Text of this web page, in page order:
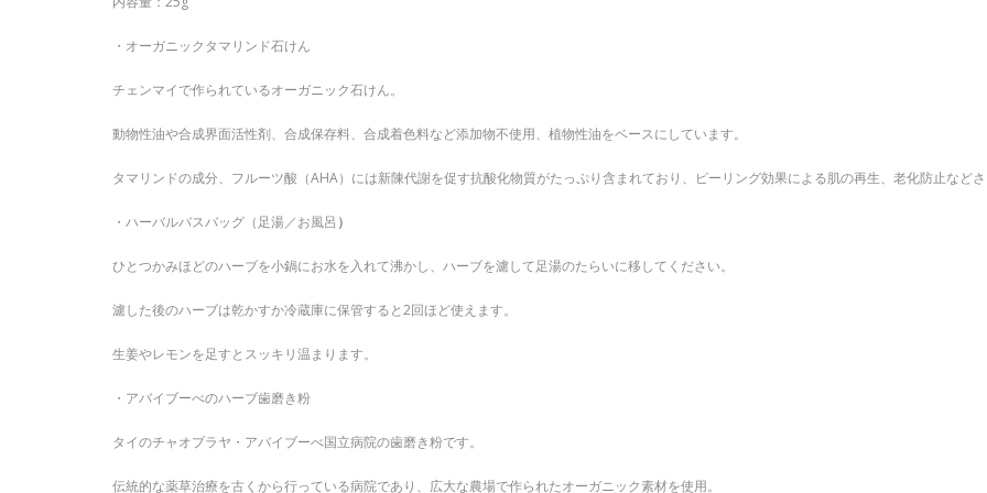
・オーガニックタマリンド石けん
チェンマイで作られているオーガニック石けん。
動物性油や合成界面活性剤、合成保存料、合成着色料など添加物不使用、植物性油をベースにしています。
タマリンドの成分、フルーツ酸（AHA）には新陳代謝を促す抗酸化物質がたっぷり含まれており、ピーリング効果による肌の再生、老化防止などさ
・ハーバルバスバッグ（足湯／お風呂 ）
ひとつかみほどのハーブを小鍋にお水を入れて沸かし、ハーブを濾して足湯のたらいに移してください。
濾した後のハーブは乾かすか冷蔵庫に保管すると2回ほど使えます。
生姜やレモンを足すとスッキリ温まります。
・アバイブーべのハーブ歯磨き粉
タイのチャオプラヤ・アバイブーべ国立病院の歯磨き粉です。
伝統的な薬草治療を古くから行っている病院であり、広大な農場で作られたオーガニック素材を使用。